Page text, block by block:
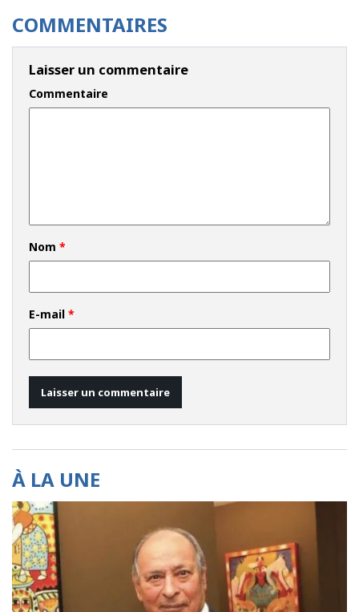
COMMENTAIRES
Laisser un commentaire
Commentaire
Nom *
E-mail *
À LA UNE